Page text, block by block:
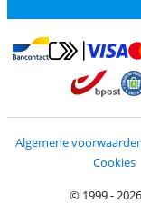
Betalen met Bancontact
Betalen met
Algemene
Cookies
© 1999 -